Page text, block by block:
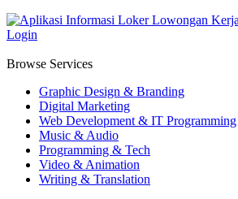
Login
Browse Services
Graphic Design & Branding
Digital Marketing
Web Development & IT Programming
Music & Audio
Programming & Tech
Video & Animation
Writing & Translation